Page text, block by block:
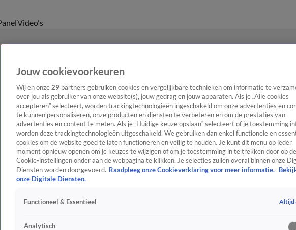
Video's
Jouw cookievoorkeuren
Wij en onze 29 partners gebruiken cookies en vergelijkbare technieken om informatie te
over jou als gebruiker van onze website(s), jouw gedrag en jouw apparaten. Als je „Alle cookies
accepteren” selecteert, worden trackingtechnologieën ingeschakeld om onze advertenties en
te kunnen personaliseren, onze producten en diensten te verbeteren en om de prestaties van
advertenties en content te meten. Als je „Huidige keuze opslaan” selecteert of je toestemming
worden deze trackingtechnologieën uitgeschakeld. We gebruiken dan enkel functionele en
cookies om de website goed te laten functioneren en veilig te houden. Je kunt dit menu op ieder
moment opnieuw openen om je keuzes te wijzigen of om je toestemming in te trekken door op
Cookie-instellingen onder aan de webpagina te klikken. Je selecties zullen overal binnen onze
Diensten worden doorgevoerd. Raadpleeg onze Cookieverklaring voor meer informatie.
onze Digitale Diensten.
Functioneel & Essentieel Altijd
Analytisch